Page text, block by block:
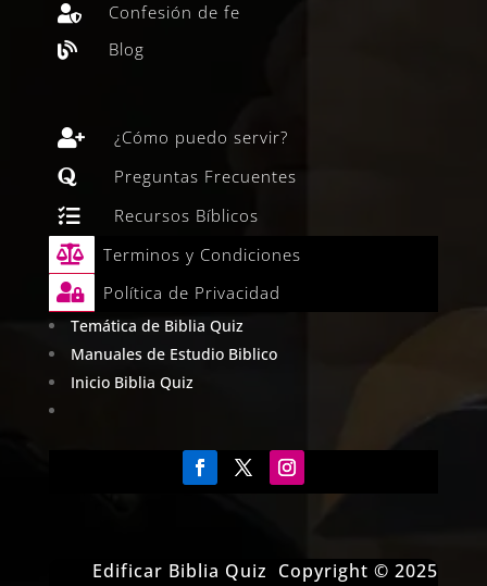
 Confesión de fe
 Blog
 ¿Cómo puedo servir?
 Preguntas Frecuentes
 Recursos Bíblicos
 Terminos y Condiciones
 Política de Privacidad
Temática de Biblia Quiz
Manuales de Estudio Biblico
Inicio Biblia Quiz
Edificar Biblia Quiz Copyright © 2025